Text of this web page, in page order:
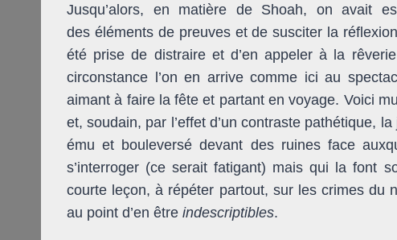
Jusqu’alors, en matière de Shoah, on avait
des éléments de preuves et de susciter la
été prise de distraire et d’en appeler à la
circonstance l’on en arrive comme ici au
aimant à faire la fête et partant en voyage. Voici
et, soudain, par l’effet d’un contraste pathétique,
ému et bouleversé devant des ruines face
s’interroger (ce serait fatigant) mais qui la font
courte leçon, à répéter partout, sur les crimes du
au point d’en être indescriptibles.